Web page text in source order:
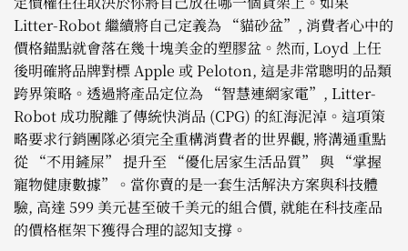
Litter-Robot 繼續將自己定義為 “貓砂盆”, 消費者心中的
價格錨點就會落在幾十塊美金的塑膠盆。然而, Loyd 上任
後明確將品牌對標 Apple 或 Peloton, 這是非常聰明的品類
跨界策略。透過將產品定位為 “智慧連網家電”, Litter-
Robot 成功脫離了傳統快消品 (CPG) 的紅海泥淖。這項策
略要求行銷團隊必須完全重構消費者的世界觀, 將溝通重點
從 “不用鏟屎” 提升至 “優化居家生活品質” 與 “掌握
寵物健康數據”。當你賣的是一套生活解決方案與科技體
驗, 高達 599 美元甚至破千美元的組合價, 就能在科技產品
的價格框架下獲得合理的認知支撐。